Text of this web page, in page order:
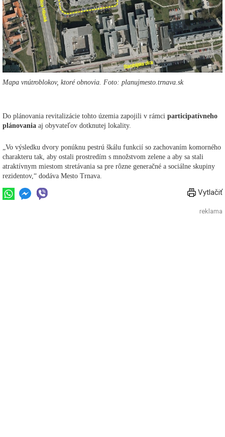
Mapa vnútroblokov, ktoré obnovia. Foto: planujmesto.trnava.sk
Do plánovania revitalizácie tohto územia zapojili v rámci participatívneho
plánovania aj obyvateľov dotknutej lokality.
„Vo výsledku dvory ponúknu pestrú škálu funkcií so zachovaním komorného
charakteru tak, aby ostali prostredím s množstvom zelene a aby sa stali
atraktívnym miestom stretávania sa pre rôzne generačné a sociálne skupiny
rezidentov,“ dodáva Mesto Trnava.
Vytlačiť
reklama